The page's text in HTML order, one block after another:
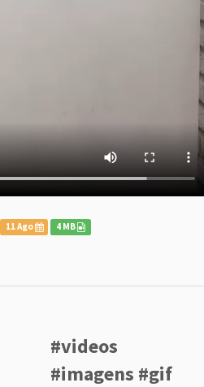
11 Ago 4 MB
#videos
#imagens #gif